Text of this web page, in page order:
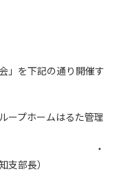
」を下記の通り開催す
ープホームはるた管理
部長）